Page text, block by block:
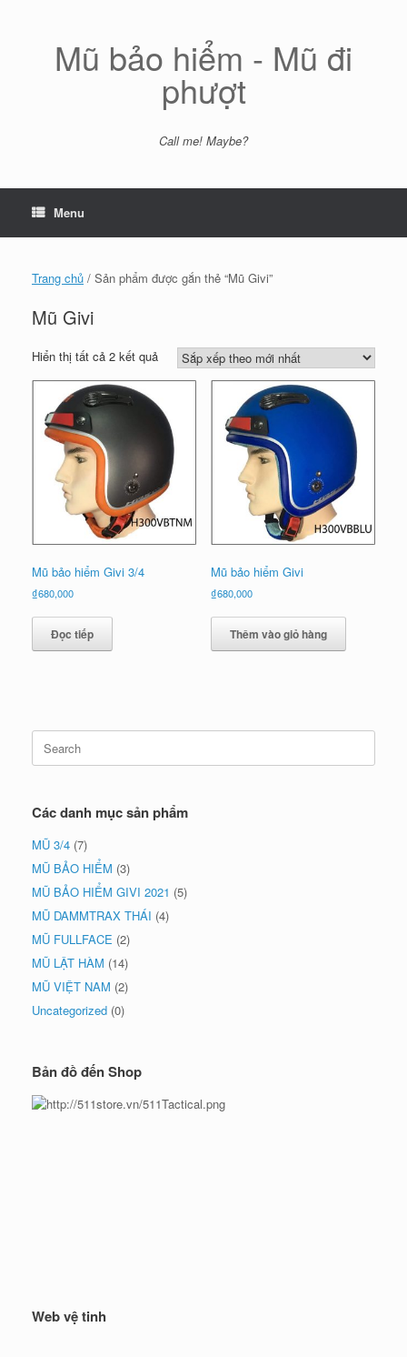
Mũ bảo hiểm - Mũ đi
phượt
Call me! Maybe?
Menu
Trang chủ / Sản phẩm được gắn thẻ “Mũ Givi”
Mũ Givi
Hiển thị tất cả 2 kết quảĐã
theo
mới
nhất
Mũ bảo hiểm Givi 3/4
₫680,000
Đọc tiếp
Mũ bảo hiểm Givi
₫680,000
Thêm vào giỏ hàng
Search
for:
Các danh mục sản phẩm
MŨ 3/4 (7)
MŨ BẢO HIỂM (3)
MŨ BẢO HIỂM GIVI 2021 (5)
MŨ DAMMTRAX THÁI (4)
MŨ FULLFACE (2)
MŨ LẬT HÀM (14)
MŨ VIỆT NAM (2)
Uncategorized (0)
Bản đồ đến Shop
Web vệ tinh